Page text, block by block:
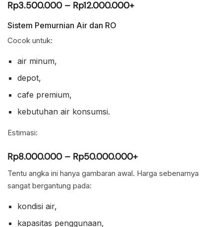
Rp3.500.000 – Rp12.000.000+
Sistem Pemurnian Air dan RO
Cocok untuk:
air minum,
depot,
cafe premium,
kebutuhan air konsumsi.
Estimasi:
Rp8.000.000 – Rp50.000.000+
Tentu angka ini hanya gambaran awal. Harga sebenarnya
sangat bergantung pada:
kondisi air,
kapasitas penggunaan,